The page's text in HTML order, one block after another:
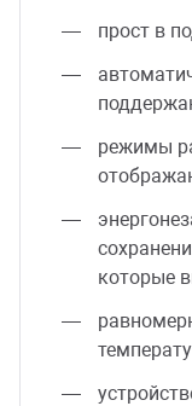
прост в
режимы
которые